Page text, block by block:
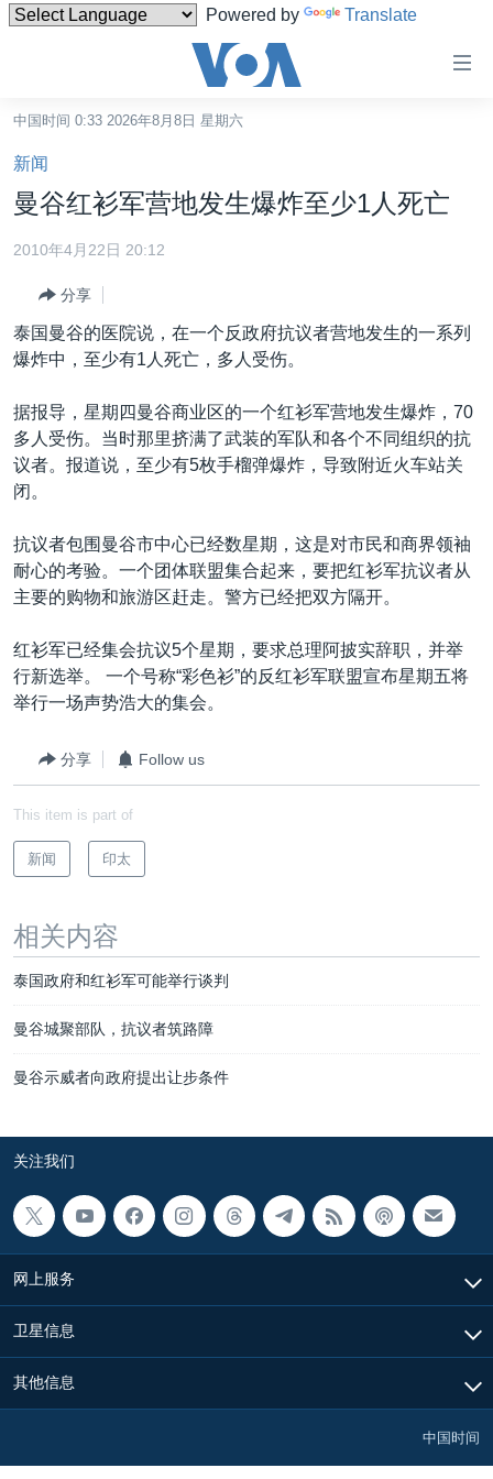
Powered by Translate
碍
链
接
跳
转
容
跳
到
导
航
跳
到
检
港澳
国际
印太
中东
欧洲
非洲
美洲
经济·金融·贸易
人权·法律·宗教
科教·文娱·体健
军事
劳工
美中关系
热点专题
白宫要闻
国会报道
美中关系
埃博拉疫情
美国之音专访
南中国海争端
关注西藏
GEN Z 看美国
VOA视频
VOA今日焦点
中文广播
关注我们
其他语言网站
中国时间 0:33 2026年8月8日 星期六
新闻
曼谷红衫军营地发生爆炸至少1人死亡
2010年4月22日 20:12
分享
泰国曼谷的医院说，在一个反政府抗议者营地发生的一系列
爆炸中，至少有1人死亡，多人受伤。
据报导，星期四曼谷商业区的一个红衫军营地发生爆炸，70
多人受伤。当时那里挤满了武装的军队和各个不同组织的抗
议者。报道说，至少有5枚手榴弹爆炸，导致附近火车站关
闭。
抗议者包围曼谷市中心已经数星期，这是对市民和商界领袖
耐心的考验。一个团体联盟集合起来，要把红衫军抗议者从
主要的购物和旅游区赶走。警方已经把双方隔开。
红衫军已经集会抗议5个星期，要求总理阿披实辞职，并举
行新选举。 一个号称“彩色衫”的反红衫军联盟宣布星期五将
举行一场声势浩大的集会。
分享 Follow us
This item is part of
新闻 印太
相关内容
泰国政府和红衫军可能举行谈判
曼谷城聚部队，抗议者筑路障
曼谷示威者向政府提出让步条件
关注我们
网上服务
卫星信息
其他信息
中国时间